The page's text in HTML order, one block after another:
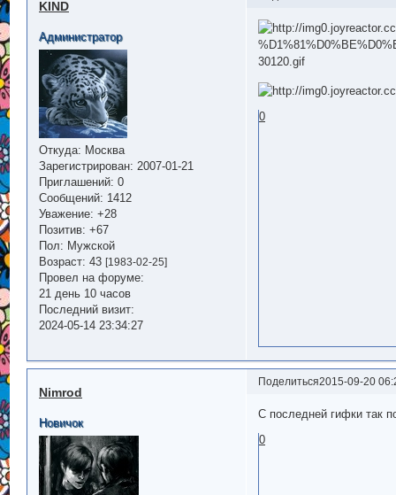
KIND
Администратор
Откуда: Москва
Зарегистрирован: 2007-01-21
Приглашений: 0
Сообщений: 1412
Уважение: +28
Позитив: +67
Пол: Мужской
Возраст: 43 [1983-02-25]
Провел на форуме:
21 день 10 часов
Последний визит:
2024-05-14 23:34:27
0
Поделиться2015-09-20
Nimrod
Новичок
С последней гифки так
0